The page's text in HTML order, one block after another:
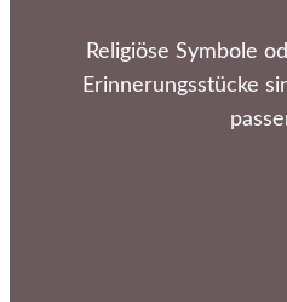
Religiöse Symbole
Erinnerungsstücke